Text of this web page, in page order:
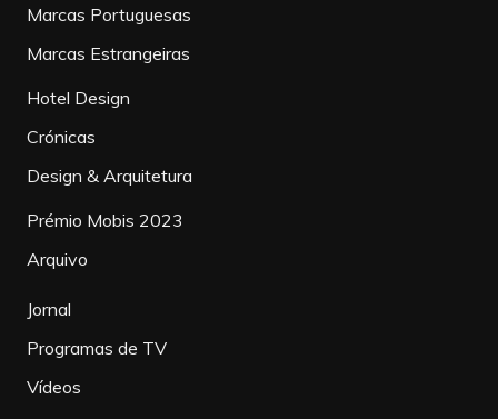
Marcas Portuguesas
Marcas Estrangeiras
Hotel Design
Crónicas
Design & Arquitetura
Prémio Mobis 2023
Arquivo
Jornal
Programas de TV
Vídeos